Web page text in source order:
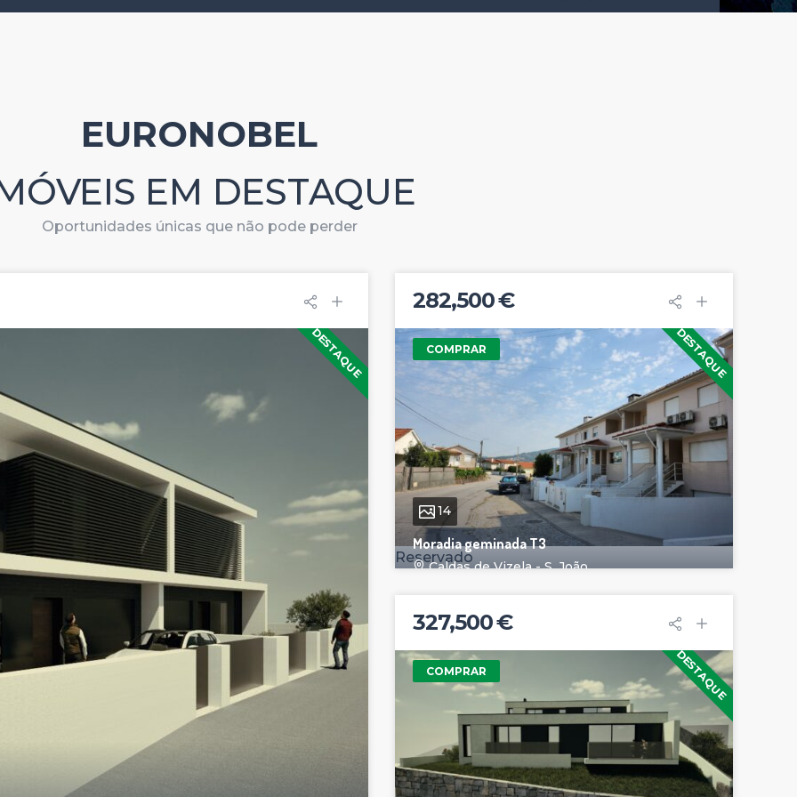
EURONOBEL
EM DESTAQUE
Oportunidades únicas que não pode perder
DESTAQUE
282,500 €
COMPRAR DESTAQUE
Reservado
14
Moradia geminada T3
Caldas de Vizela - S. João
327,500 €
COMPRAR DESTAQUE